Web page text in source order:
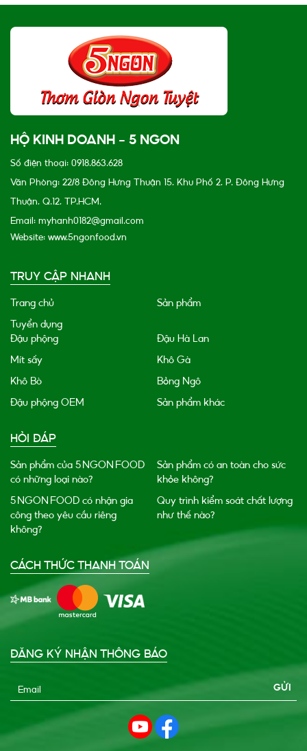
HỘ KINH DOANH - 5 NGON
Số điện thoại: 0918.863.628
Văn Phòng: 22/8 Đông Hưng Thuận 15, Khu Phố 2, P. Đông Hưng
Thuận, Q.12, TP.HCM.
Email: myhanh0182@gmail.com
Website: www.5ngonfood.vn
TRUY CẬP NHANH
Trang chủ Sản phẩm
Tuyển dụng
Đậu phộng
Đậu Hà Lan
Mít sấy Khô Gà
Khô Bò Bỏng Ngô
Đậu phộng OEM Sản phẩm khác
HỎI ĐÁP
Sản phẩm của 5 NGON FOOD
có những loại nào?
Sản phẩm có an toàn cho sức
khỏe không?
5 NGON FOOD có nhận gia
công theo yêu cầu riêng
không?
Quy trình kiểm soát chất lượng
như thế nào?
CÁCH THỨC THANH TOÁN
ĐĂNG KÝ NHẬN THÔNG BÁO
Email